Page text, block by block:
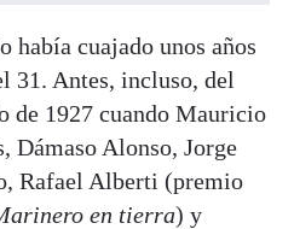
había cuajado unos años
31. Antes, incluso, del
de 1927 cuando Mauricio
Dámaso Alonso, Jorge
Rafael Alberti (premio
en tierra) y